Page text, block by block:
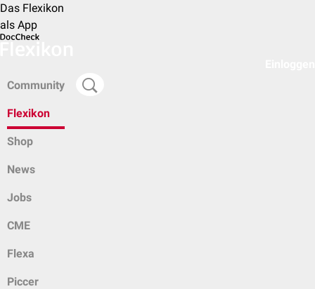
Das Flexikon
als App
Community
Flexikon
Shop
News
Jobs
CME
Flexa
Piccer